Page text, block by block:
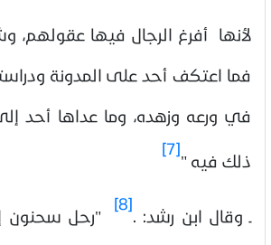
لأنها أفرغ الرجال فيها عقولهم،
فما اعتكف أحد على المدونة
في ورعه وزهده، وما عداها أحد إلى
ذلك فيه "
وقال ابن رشد:. "رحل سحنون